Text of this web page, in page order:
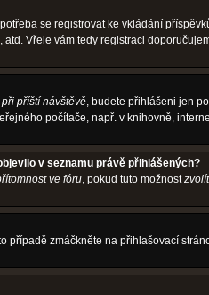
se registrovat ke vkládání
Vřele vám tedy registraci
příští návštěvě, budete přihlášeni jen
počítače, např. v knihovně,
v seznamu právě přihlášených?
ve fóru, pokud tuto možnost
případě zmáčkněte na přihlašovací